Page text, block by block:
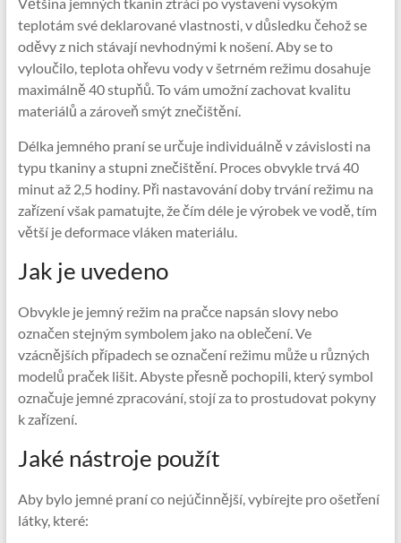
teplotám své deklarované vlastnosti, v důsledku čehož se
oděvy z nich stávají nevhodnými k nošení. Aby se to
vyloučilo, teplota ohřevu vody v šetrném režimu dosahuje
maximálně 40 stupňů. To vám umožní zachovat kvalitu
materiálů a zároveň smýt znečištění.
Délka jemného praní se určuje individuálně v závislosti na
typu tkaniny a stupni znečištění. Proces obvykle trvá 40
minut až 2,5 hodiny. Při nastavování doby trvání režimu na
zařízení však pamatujte, že čím déle je výrobek ve vodě, tím
větší je deformace vláken materiálu.
Jak je uvedeno
Obvykle je jemný režim na pračce napsán slovy nebo
označen stejným symbolem jako na oblečení. Ve
vzácnějších případech se označení režimu může u různých
modelů praček lišit. Abyste přesně pochopili, který symbol
označuje jemné zpracování, stojí za to prostudovat pokyny
k zařízení.
Jaké nástroje použít
Aby bylo jemné praní co nejúčinnější, vybírejte pro ošetření
látky, které: